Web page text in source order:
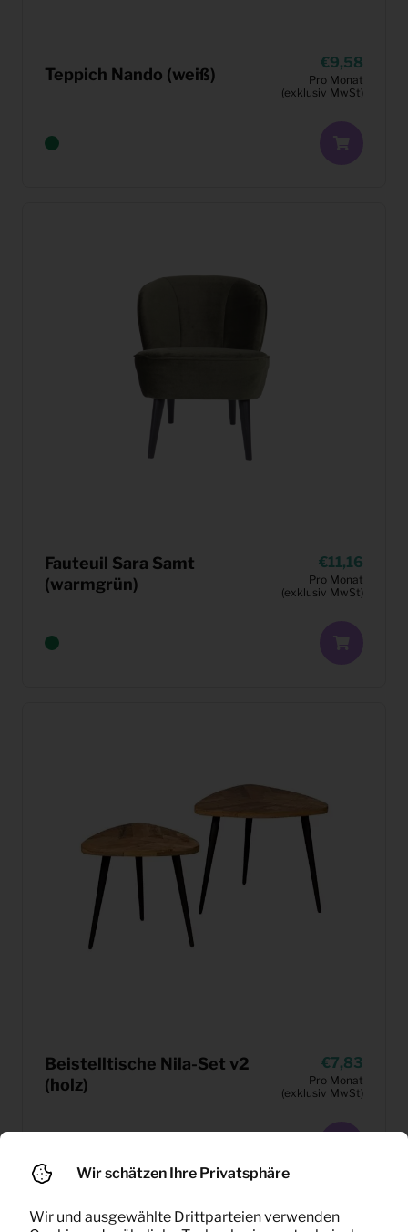
Teppich Nando (weiß)
9,58
Pro Monat
(exklusiv MwSt)
Fauteuil Sara Samt
(warmgrün)
11,16
Pro Monat
(exklusiv MwSt)
Beistelltische Nila-Set v2
(holz)
7,83
Pro Monat
(exklusiv MwSt)
Wir schätzen Ihre Privatsphäre
Wir und ausgewählte Drittparteien verwenden